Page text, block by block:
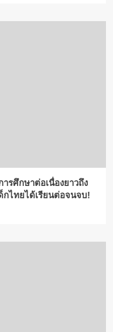
รศึกษาต่อเนื่องยาวถึง
กไทยได้เรียนต่อจนจบ!